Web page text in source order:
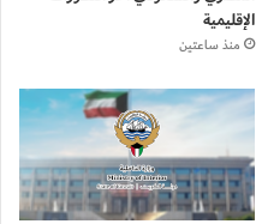
الإقليمية
منذ ساعتين